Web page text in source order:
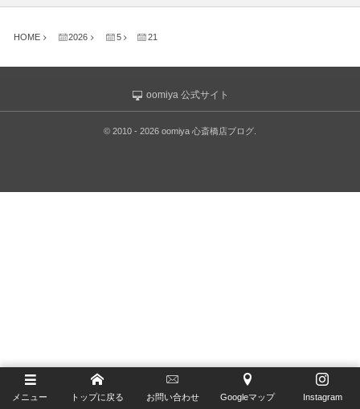
HOME 2026 5 21
oomiya 公式サイト
© 2010 - 2026 oomiya 心斎橋店ブログ
メニュー
EDOX
OSSO ITALY
チューダー ブティック by OOMIYA
トップに戻る お問い合わせ Googleマップ Instagram